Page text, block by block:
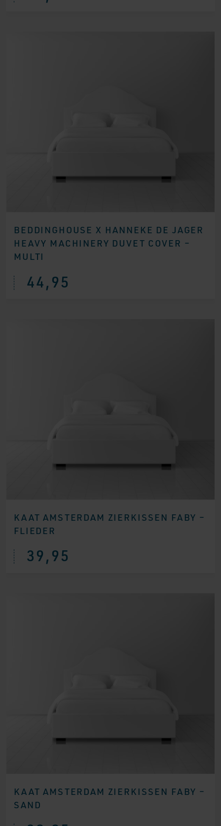
BEDDINGHOUSE X HANNEKE DE JAGER
HEAVY MACHINERY DUVET COVER –
MULTI
44,95
KAAT AMSTERDAM ZIERKISSEN FABY –
FLIEDER
39,95
KAAT AMSTERDAM ZIERKISSEN FABY –
SAND